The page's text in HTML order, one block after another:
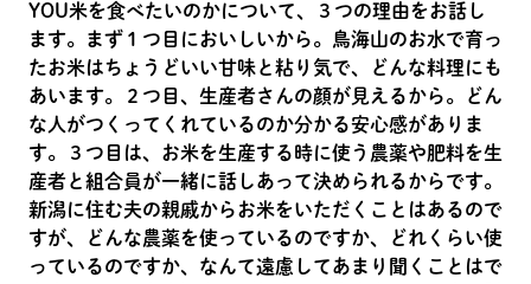
YOU米を食べたいのかについて、３つの理由をお話し
ます。まず１つ目においしいから。鳥海山のお水で育っ
たお米はちょうどいい甘味と粘り気で、どんな料理にも
あいます。２つ目、生産者さんの顔が見えるから。どん
な人がつくってくれているのか分かる安心感がありま
す。３つ目は、お米を生産する時に使う農薬や肥料を生
産者と組合員が一緒に話しあって決められるからです。
新潟に住む夫の親戚からお米をいただくことはあるので
すが、どんな農薬を使っているのですか、どれくらい使
っているのですか、なんて遠慮してあまり聞くことはで